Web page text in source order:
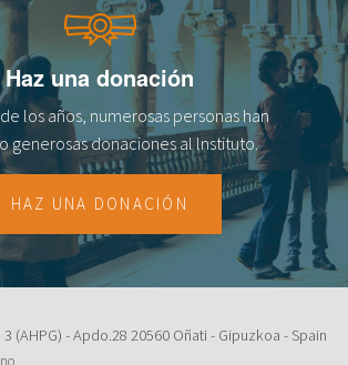
Haz una donación
los años, numerosas personas han
generosas donaciones al lnstituto.
HAZ UNA DONACIÓN
3 (AHPG) - Apdo.28 20560 Oñati - Gipuzkoa - Spain